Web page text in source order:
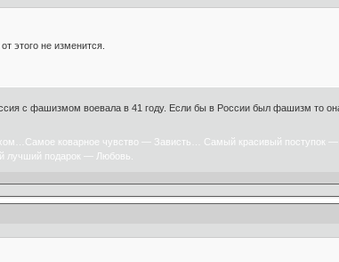
этого не изменится.
с фашизмом воевала в 41 году. Если бы в России был фашизм то
коварное чувство — Зависть… Самый красивый поступок
подарок — Любовь.